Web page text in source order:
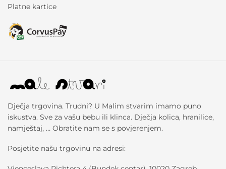
Platne kartice
Dječja trgovina. Trudni? U Malim stvarim imamo puno
iskustva. Sve za vašu bebu ili klinca. Dječja kolica, hranilice,
namještaj, … Obratite nam se s povjerenjem.
Posjetite našu trgovinu na adresi: